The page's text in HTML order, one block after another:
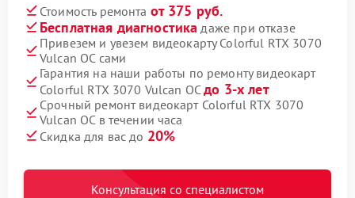
Стоимость ремонта от 375 руб.
Бесплатная диагностика даже при отказе
Привезем и увезем видеокарту Colorful RTX 3070
Vulcan OC сами
Гарантия на наши работы по ремонту видеокарт
Colorful RTX 3070 Vulcan OCдо 3-х лет
Срочный ремонт видеокарт Colorful RTX 3070
Vulcan OC в течении часа
Скидка для вас до 20%
Консультация со специалистом